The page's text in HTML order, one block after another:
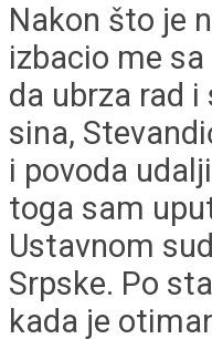
Nakon što je
izbacio me
da ubrza rad
sina,
i povoda
toga sam
Ustavnom
Srpske. Po
kada je